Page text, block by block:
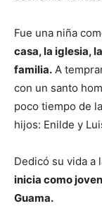
Fue una niña
casa, la iglesia,
familia. A
con un santo
poco tiempo de
hijos: Enilde y
Dedicó su vida a
inicia como
Guama.